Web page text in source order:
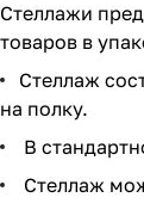
Стеллажи
товаров в
Стеллаж
на полку.
В
Стеллаж